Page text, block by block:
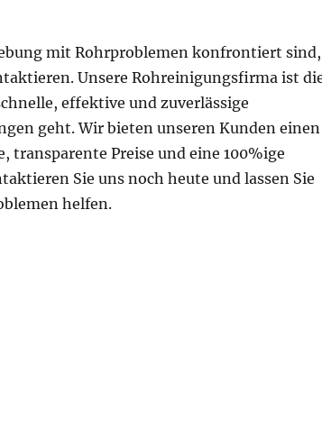
mit Rohrproblemen konfrontiert sind,
Unsere Rohreinigungsfirma ist
effektive und zuverlässige
geht. Wir bieten unseren Kunden einen
transparente Preise und eine 100%ige
Sie uns noch heute und lassen Sie
helfen.